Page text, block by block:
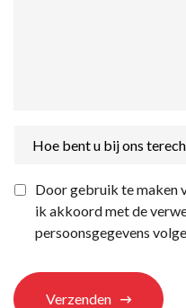
bent
bij
ons
terechtgekomen?
Privacyverklaring *
Door gebruik te maken
ik akkoord met de
persoonsgegevens
Verzenden